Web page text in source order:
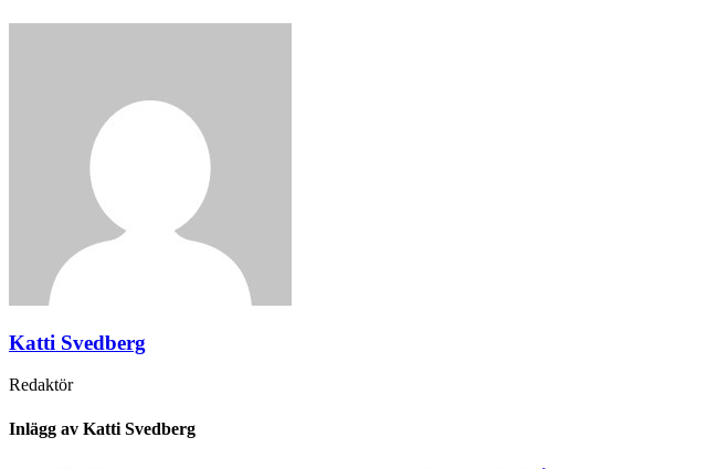
Katti Svedberg
Redaktör
Inlägg av Katti Svedberg